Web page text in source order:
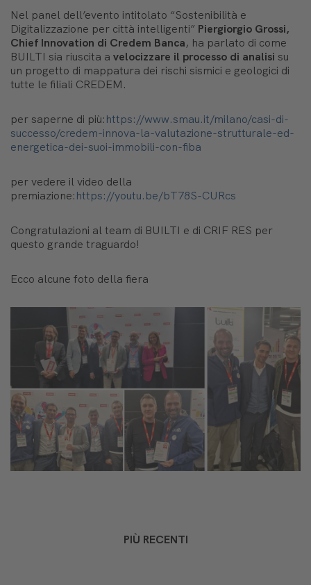
Nel panel dell’evento intitolato “Sostenibilità e
Digitalizzazione per città intelligenti” Piergiorgio Grossi,
Chief Innovation di Credem Banca, ha parlato di come
BUILTI sia riuscita a velocizzare il processo di analisi su
un progetto di mappatura dei rischi sismici e geologici di
tutte le filiali CREDEM.
per saperne di più:https://www.smau.it/milano/casi-di-
successo/credem-innova-la-valutazione-strutturale-ed-
energetica-dei-suoi-immobili-con-fiba
per vedere il video della
premiazione:https://youtu.be/bT78S-CURcs
Congratulazioni al team di BUILTI e di CRIF RES per
questo grande traguardo!
Ecco alcune foto della fiera
PIÙ RECENTI